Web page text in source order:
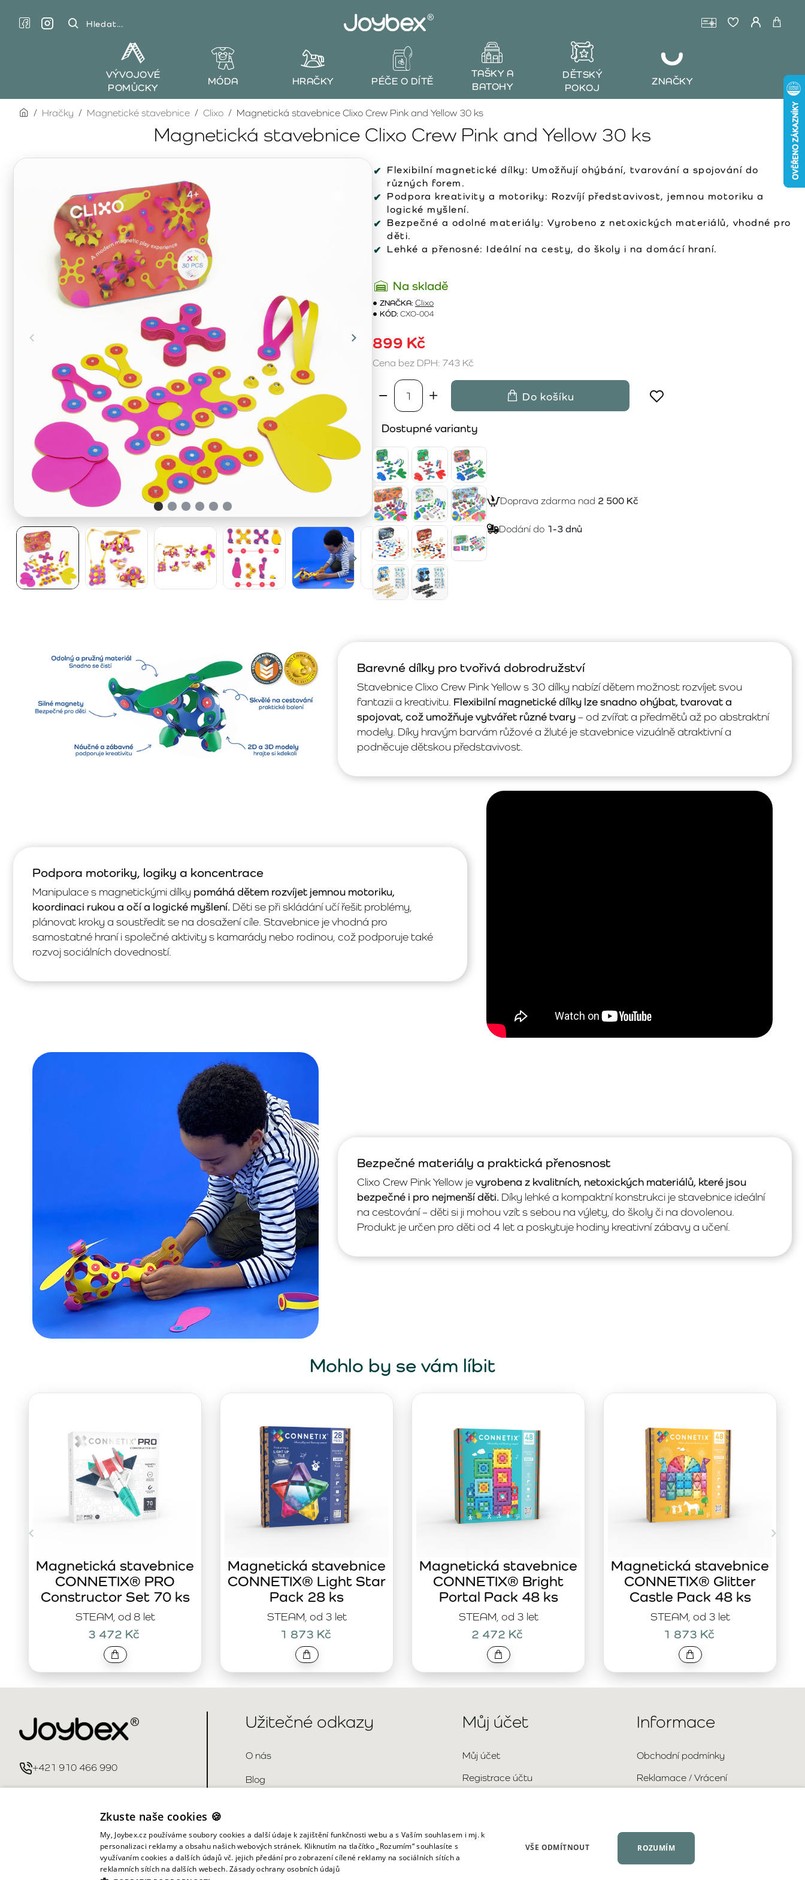
Hledat...
VÝVOJOVÉ
POMŮCKY
MÓDA HRAČKY PÉČE O DÍTĚ
TAŠKY A
BATOHY
DĚTSKÝ
POKOJ
ZNAČKY
Magnetická stavebnice Clixo Crew Pink and Yellow 30 ks
homeHračky Magnetické stavebnice Clixo Magnetická stavebnice Clixo Crew Pink and Yellow 30 ks
Flexibilní magnetické dílky: Umožňují ohýbání, tvarování a spojování do
různých forem.
Podpora kreativity a motoriky: Rozvíjí představivost, jemnou motoriku a
logické myšlení.
Bezpečné a odolné materiály: Vyrobeno z netoxických materiálů, vhodné pro
děti.
Lehké a přenosné: Ideální na cesty, do školy i na domácí hraní.
Na skladě
ZNAČKA:Clixo
KÓD:CXO-004
899 Kč
Cena bez DPH: 743 Kč
Do košíku
Dostupné varianty
Doprava zdarma nad 2 500 Kč
Dodání do 1-3 dnů
Barevné dílky pro tvořivá dobrodružství
Stavebnice Clixo Crew Pink Yellow s 30 dílky nabízí dětem možnost rozvíjet svou
fantazii a kreativitu. Flexibilní magnetické dílky lze snadno ohýbat, tvarovat a
spojovat, což umožňuje vytvářet různé tvary– od zvířat a předmětů až po abstraktní
modely. Díky hravým barvám růžové a žluté je stavebnice vizuálně atraktivní a
podněcuje dětskou představivost.
Podpora motoriky, logiky a koncentrace
Manipulace s magnetickými dílky pomáhá dětem rozvíjet jemnou motoriku,
koordinaci rukou a očí a logické myšlení. Děti se při skládání učí řešit problémy,
plánovat kroky a soustředit se na dosažení cíle. Stavebnice je vhodná pro
samostatné hraní i společné aktivity s kamarády nebo rodinou, což podporuje také
rozvoj sociálních dovedností.
Bezpečné materiály a praktická přenosnost
Clixo Crew Pink Yellow jevyrobena z kvalitních, netoxických materiálů, které jsou
bezpečné i pro nejmenší děti. Díky lehké a kompaktní konstrukci je stavebnice ideální
na cestování – děti si ji mohou vzít s sebou na výlety, do školy či na dovolenou.
Produkt je určen pro děti od 4 let a poskytuje hodiny kreativní zábavy a učení.
Mohlo by se vám líbit
STEAM, od 8 let
Magnetická stavebnice
CONNETIX® PRO
Constructor Set 70 ks
3 472 Kč
STEAM, od 3 let
Magnetická stavebnice
CONNETIX® Light Star
Pack 28 ks
1 873 Kč
STEAM, od 3 let
Magnetická stavebnice
CONNETIX® Bright
Portal Pack 48 ks
2 472 Kč
STEAM, od 3 let
Magnetická stavebnice
CONNETIX® Glitter
Castle Pack 48 ks
1 873 Kč
+421 910 466 990
Užitečné odkazy
O nás
Blog
Můj účet
Můj účet
Registrace účtu
Informace
Obchodní podmínky
Reklamace / Vrácení
Velkoobchodní spolupráce
Zkuste naše cookies 🍪
My, Joybex.cz používáme soubory cookies a další údaje k zajištění funkčnosti webu a s Vaším souhlasem i mj. k
personalizaci reklamy a obsahu našich webových stránek. Kliknutím na tlačítko „Rozumím“ souhlasíte s
využívaním cookies a dalších údajů vč. jejich předání pro zobrazení cílené reklamy na sociálních sítích a
reklamních sítích na dalších webech.Zásady ochrany osobních údajů
ROZUMÍM
VŠE ODMÍTNOUT